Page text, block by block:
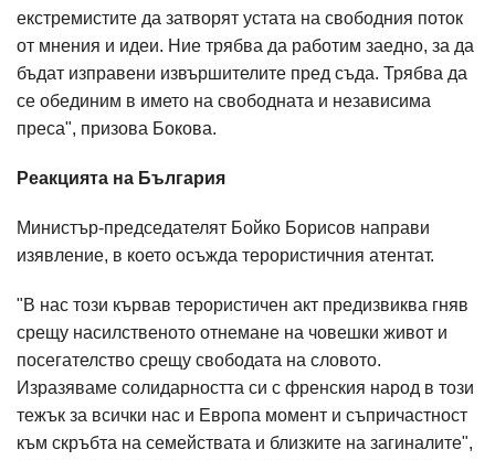
екстремистите да затворят устата на свободния поток
от мнения и идеи. Ние трябва да работим заедно, за да
бъдат изправени извършителите пред съда. Трябва да
се обединим в името на свободната и независима
преса", призова Бокова.
Реакцията на България
Министър-председателят Бойко Борисов направи
изявление, в което осъжда терористичния атентат.
"В нас този кървав терористичен акт предизвиква гняв
срещу насилственото отнемане на човешки живот и
посегателство срещу свободата на словото.
Изразяваме солидарността си с френския народ в този
тежък за всички нас и Европа момент и съпричастност
към скръбта на семействата и близките на загиналите",